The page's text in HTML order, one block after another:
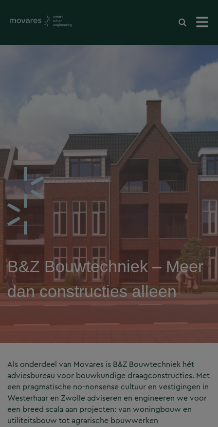
B&Z Bouwtechniek – Meer
dan constructies alleen
Als onderdeel van Movares is B&Z Bouwtechniek hét
adviesbureau voor bouwkundige draagconstructies. Met
een pragmatische no-nonsense cultuur en vestigingen in
Westerhaar en Zwolle adviseren en engineeren we voor
een breed scala aan projecten: van woningbouw en
utiliteitsbouw tot agrarische bouwwerken